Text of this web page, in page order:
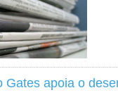
Gates apoia o